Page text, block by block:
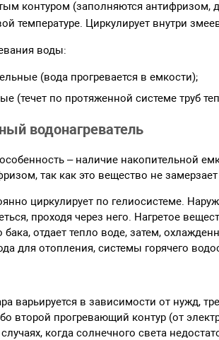
контуром (заполняются антифризом,
температуре. Циркулирует внутри
воды:
(вода прогревается в емкости);
(течет по протяженной системе труб
водонагреватель
– наличие накопительной
так как это вещество не
циркулирует по гелиосистеме.
проходя через него. Нагретое
бака, отдает тепло воде, затем,
для отопления, системы горячего
варьируется в зависимости от нужд,
второй прогревающий контур (от
когда солнечного света